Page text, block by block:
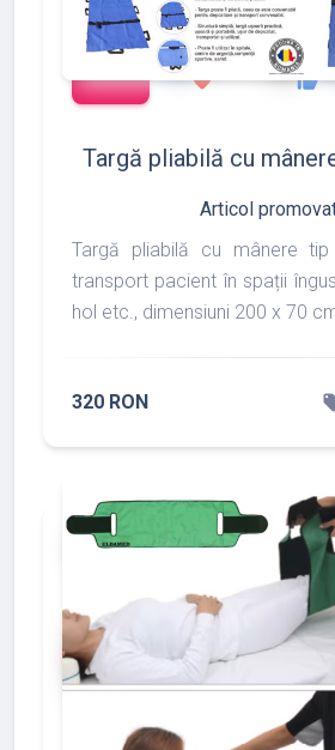
add_shopping_cart 288
favorite thumb_up
Targă pliabilă cu
Articol
Targă pliabilă cu mânere
transport pacient în spații
hol etc., dimensiuni 200 x 70
320 RON